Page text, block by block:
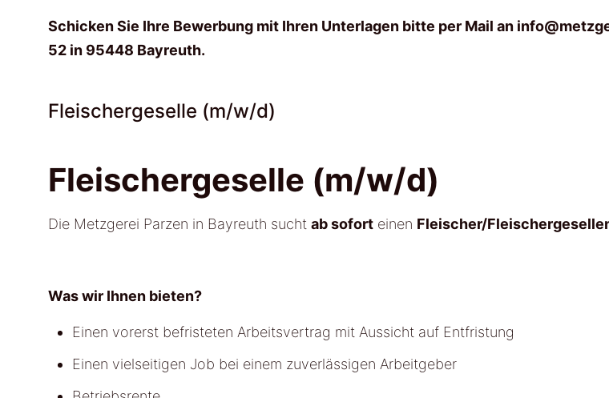
Schicken Sie Ihre Bewerbung mit Ihren Unterlagen bitte per Mail an
52 in 95448 Bayreuth.
Fleischergeselle (m/w/d)
Fleischergeselle (m/w/d)
Die Metzgerei Parzen in Bayreuth sucht ab soforteinen Fleischer/
Was wir Ihnen bieten?
Einen vorerst befristeten Arbeitsvertrag mit Aussicht auf Entfristung
Einen vielseitigen Job bei einem zuverlässigen Arbeitgeber